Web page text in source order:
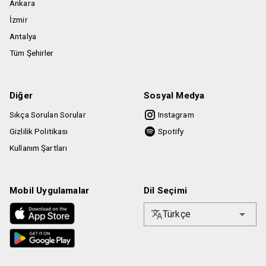
Ankara
İzmir
Antalya
Tüm Şehirler
Diğer
Sıkça Sorulan Sorular
Gizlilik Politikası
Kullanım Şartları
Sosyal Medya
Instagram
Spotify
Mobil Uygulamalar Dil Seçimi
Türkçe